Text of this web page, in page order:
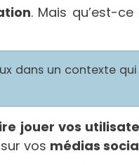
. Mais qu’est-
dans un contexte qui
jouer vos
vos médias